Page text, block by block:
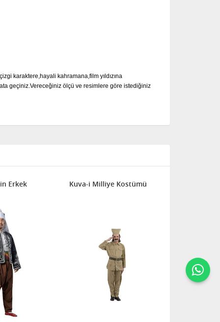
karaktere,hayali kahramana,film yıldızına
geçiniz.Vereceğiniz ölçü ve resimlere göre istediğiniz
Erkek
Kuva-i Milliye Kostümü